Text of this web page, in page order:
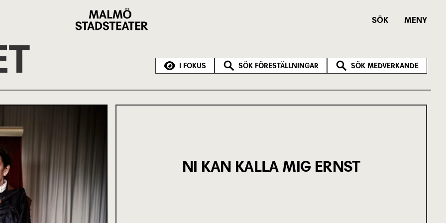
Stadsteater
SÖK MENY
I FOKUS SÖK FÖRESTÄLLNINGAR SÖK MEDVERKANDE
NI KAN KALLA MIG ERNST